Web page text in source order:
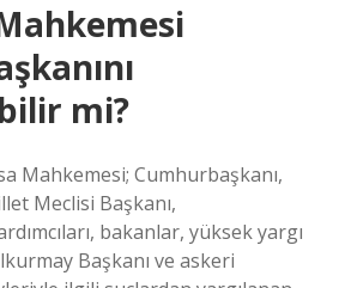
mi?
Mahkemesi; Cumhurbaşkanı,
Meclisi Başkanı,
bakanlar, yüksek yargı
Başkanı ve askeri